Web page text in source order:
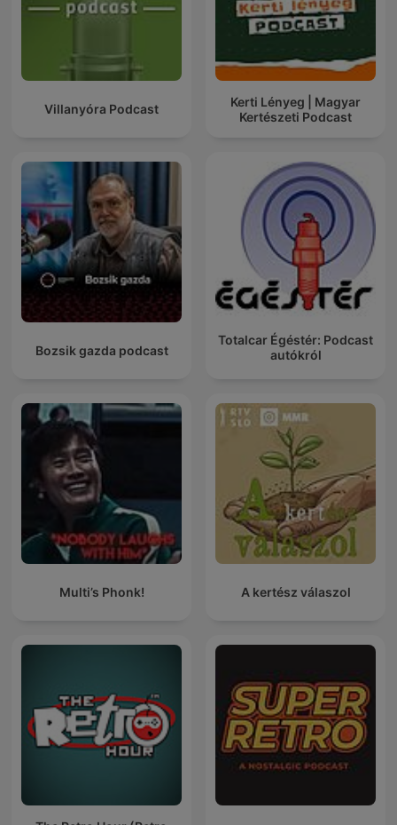
Villanyóra Podcast
Kerti Lényeg | Magyar
Kertészeti Podcast
Bozsik gazda podcast
Totalcar Égéstér: Podcast
autókról
Multi’s Phonk! A kertész válaszol